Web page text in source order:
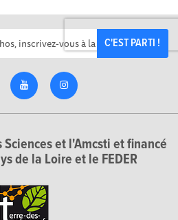
C'EST PARTI !
Sciences et l'Amcsti et financé
de la Loire et le FEDER